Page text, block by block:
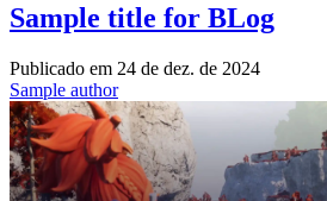
Sample title for BLog
Publicado em 24 de dez. de 2024
Sample author